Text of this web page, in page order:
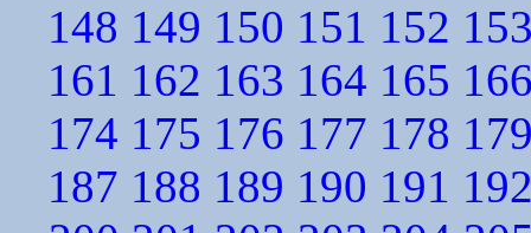
148 149 150 151 152
161 162 163 164 165
174 175 176 177 178
187 188 189 190 191